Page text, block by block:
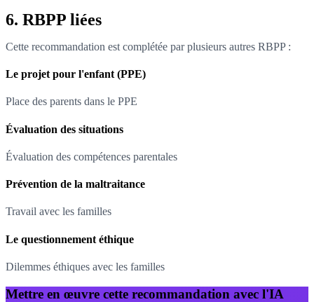
6. RBPP liées
Cette recommandation est complétée par plusieurs autres RBPP :
Le projet pour l'enfant (PPE)
Place des parents dans le PPE
Évaluation des situations
Évaluation des compétences parentales
Prévention de la maltraitance
Travail avec les familles
Le questionnement éthique
Dilemmes éthiques avec les familles
Mettre en œuvre cette recommandation avec l'IA